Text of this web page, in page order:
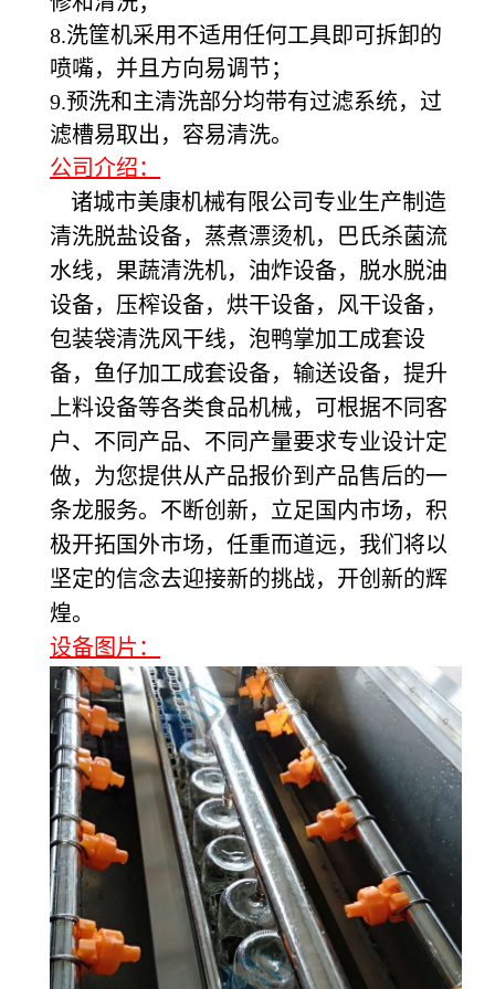
8.洗筐机采用不适用任何工具即可拆卸的
喷嘴，并且方向易调节；
9.预洗和主清洗部分均带有过滤系统，过
滤槽易取出，容易清洗。
公司介绍：
诸城市美康机械有限公司专业生产制造
清洗脱盐设备，蒸煮漂烫机，巴氏杀菌流
水线，果蔬清洗机，油炸设备，脱水脱油
设备，压榨设备，烘干设备，风干设备，
包装袋清洗风干线，泡鸭掌加工成套设
备，鱼仔加工成套设备，输送设备，提升
上料设备等各类食品机械，可根据不同客
户、不同产品、不同产量要求专业设计定
做，为您提供从产品报价到产品售后的一
条龙服务。不断创新，立足国内市场，积
极开拓国外市场，任重而道远，我们将以
坚定的信念去迎接新的挑战，开创新的辉
煌。
设备图片：